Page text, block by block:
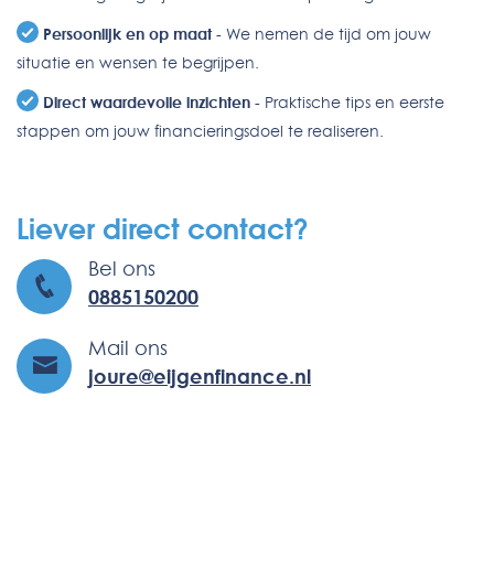
Persoonlijk en op maat- We nemen de tijd om jouw
situatie en wensen te begrijpen.
Direct waardevolle inzichten - Praktische tips en eerste
stappen om jouw financieringsdoel te realiseren.
Liever direct contact?
Bel ons
0885150200
Mail ons
joure@eijgenfinance.nl